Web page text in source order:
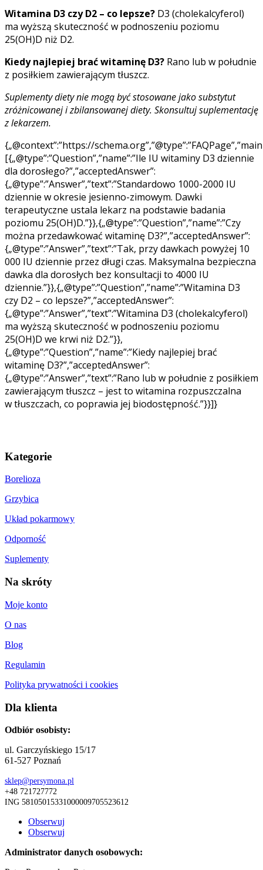
Witamina D3 czy D2 – co lepsze? D3 (cholekalcyferol)
ma wyższą skuteczność w podnoszeniu poziomu
25(OH)D niż D2.
Kiedy najlepiej brać witaminę D3? Rano lub w południe
z posiłkiem zawierającym tłuszcz.
Suplementy diety nie mogą być stosowane jako substytut
zróżnicowanej i zbilansowanej diety. Skonsultuj suplementację
z lekarzem.
{„@context”:”https://
[{„@type”:”Question”,”name”:”Ile IU witaminy D3 dziennie
dla dorosłego?”,”acceptedAnswer”:
{„@type”:”Answer”,”text”:”Standardowo 1000-2000 IU
dziennie w okresie jesienno-zimowym. Dawki
terapeutyczne ustala lekarz na podstawie badania
poziomu 25(OH)D.”}},{„@type”:”Question”,”name”:”Czy
można przedawkować witaminę D3?”,”acceptedAnswer”:
{„@type”:”Answer”,”text”:”Tak, przy dawkach powyżej 10
000 IU dziennie przez długi czas. Maksymalna bezpieczna
dawka dla dorosłych bez konsultacji to 4000 IU
dziennie.”}},{„@type”:”Question”,”name”:”Witamina D3
czy D2 – co lepsze?”,”acceptedAnswer”:
{„@type”:”Answer”,”text”:”Witamina D3 (cholekalcyferol)
ma wyższą skuteczność w podnoszeniu poziomu
25(OH)D we krwi niż D2.”}},
{„@type”:”Question”,”name”:”Kiedy najlepiej brać
witaminę D3?”,”acceptedAnswer”:
{„@type”:”Answer”,”text”:”Rano lub w południe z posiłkiem
zawierającym tłuszcz – jest to witamina rozpuszczalna
w tłuszczach, co poprawia jej biodostępność.”}}]}
Kategorie
Borelioza
Grzybica
Układ pokarmowy
Odporność
Suplementy
Na skróty
Moje konto
O nas
Blog
Regulamin
Polityka prywatności i cookies
Dla klienta
Odbiór osobisty:
ul. Garczyńskiego 15/17
61-527 Poznań
sklep@persymona.pl
+48 721727772
ING 58105015331000009705523612
Obserwuj
Obserwuj
Administrator danych osobowych: